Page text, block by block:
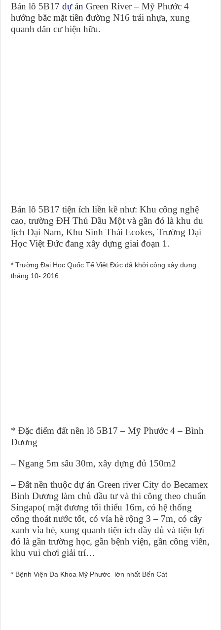
Bán lô 5B17dự án Green River – Mỹ Phước 4
hướng bắc mặt tiền đường N16 trải nhựa, xung
quanh dân cư hiện hữu.
Bán lô 5B17 tiện ích liền kề như: Khu công nghệ
cao, trường ĐH Thủ Dầu Một và gần đó là khu du
lịch Đại Nam, Khu Sinh Thái Ecokes, Trường Đại
Học Việt Đức đang xây dựng giai đoạn 1.
* Trường Đại Học Quốc Tế Việt Đức đã khởi công xây dựng
tháng 10- 2016
* Đặc điểm đất nền lô 5B17 – Mỹ Phước 4 – Bình
Dương
– Ngang 5m sâu 30m, xây dựng đủ 150m2
– Đất nền thuộc dự án Green river City do Becamex
Bình Dương làm chủ đầu tư và thi công theo chuẩn
Singapo( mặt đương tối thiểu 16m, có hệ thống
cống thoát nước tốt, có vỉa hè rộng 3 – 7m, có cây
xanh vỉa hè, xung quanh tiện ích đầy đủ và tiện lợi
đó là gần trường học, gần bệnh viện, gần công viên,
khu vui chơi giải trí…
* Bệnh Viện Đa Khoa Mỹ Phước lớn nhất Bến Cát